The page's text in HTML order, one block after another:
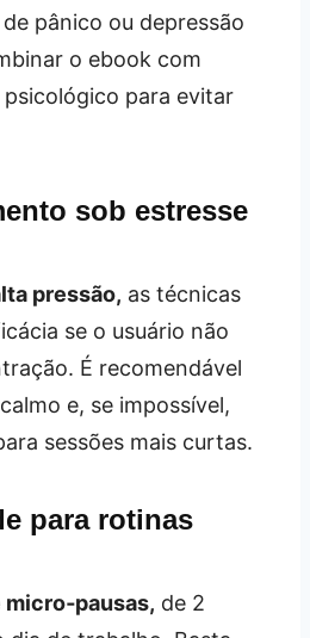
pânico ou depressão
o ebook com
para evitar
sob estresse
pressão, as técnicas
se o usuário não
É recomendável
e, se impossível,
sessões mais curtas.
para rotinas
de 2